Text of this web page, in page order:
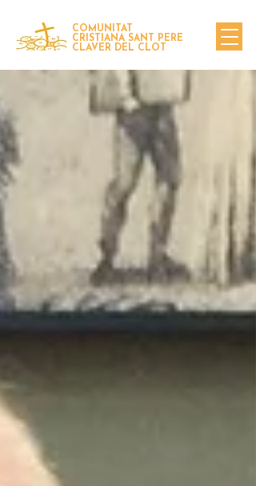
COMUNITAT
CRISTIANA SANT PERE
CLAVER DEL CLOT